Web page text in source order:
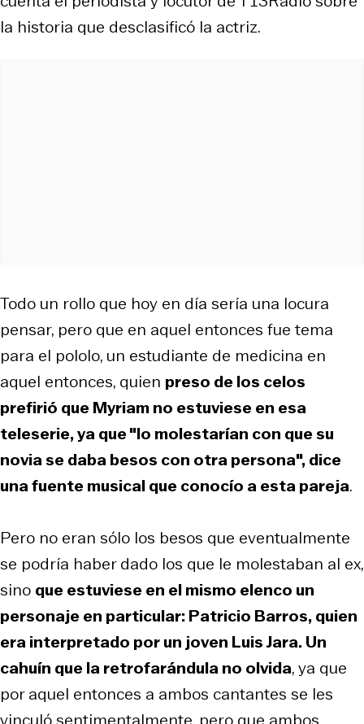
la historia que desclasificó la actriz.
Todo un rollo que hoy en día sería una locura
pensar, pero que en aquel entonces fue tema
para el pololo, un estudiante de medicina en
aquel entonces, quien preso de los celos
prefirió que Myriam no estuviese en esa
teleserie, ya que "lo molestarían con que su
novia se daba besos con otra persona", dice
una fuente musical que conocío a esta pareja.
Pero no eran sólo los besos que eventualmente
se podría haber dado los que le molestaban al ex,
sino que estuviese en el mismo elenco un
personaje en particular: Patricio Barros, quien
era interpretado por un joven Luis Jara. Un
cahuín que la retrofarándula no olvida, ya que
por aquel entonces a ambos cantantes se les